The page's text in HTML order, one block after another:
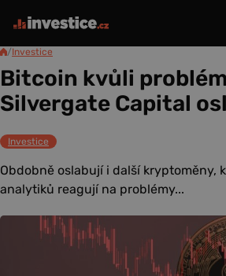
/Investice
Bitcoin kvůli
Silvergate Capital
Investice
Obdobně oslabují i další kryptoměny,
analytiků reagují na problémy...